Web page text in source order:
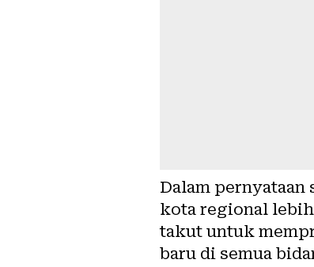
Dalam pernyataan
kota regional
takut untuk
baru di semua